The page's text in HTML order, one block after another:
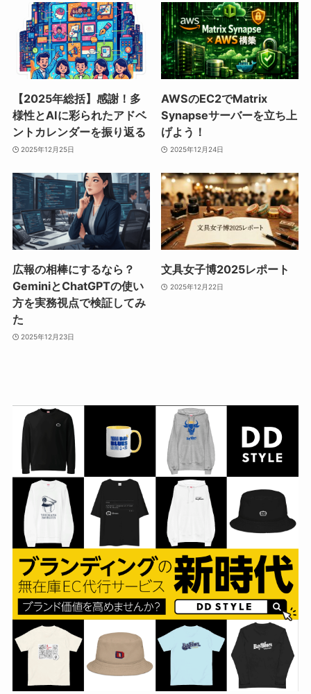
【2025年総括】感謝！多
様性とAIに彩られたアドベ
ントカレンダーを振り返る
2025年12月25日
AWSのEC2でMatrix
Synapseサーバーを立ち上
げよう！
2025年12月24日
広報の相棒にするなら？
GeminiとChatGPTの使い
方を実務視点で検証してみ
た
2025年12月23日
文具女子博2025レポート
2025年12月22日